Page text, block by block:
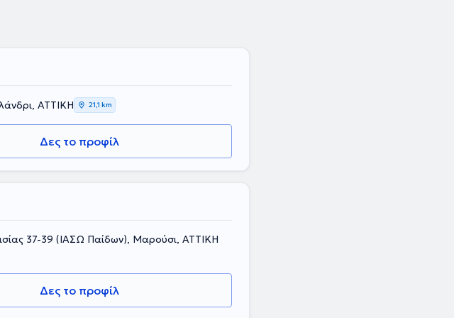
ΑΤΤΙΚΗ 21,1 km
Δες το προφίλ
37-39 (ΙΑΣΩ Παίδων), Μαρούσι, ΑΤΤΙΚΗ
Δες το προφίλ